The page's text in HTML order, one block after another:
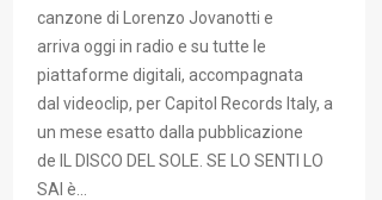
canzone di Lorenzo Jovanotti e
arriva oggi in radio e su tutte le
piattaforme digitali, accompagnata
dal videoclip, per Capitol Records Italy, a
un mese esatto dalla pubblicazione
de IL DISCO DEL SOLE. SE LO SENTI LO
SAI è…